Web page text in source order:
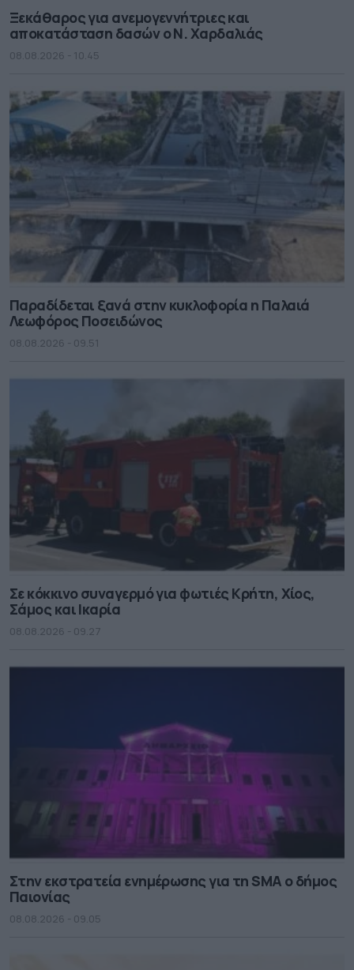
Ξεκάθαρος για ανεμογεννήτριες και
αποκατάσταση δασών ο Ν. Χαρδαλιάς
08.08.2026 - 10.45
Παραδίδεται ξανά στην κυκλοφορία η Παλαιά
Λεωφόρος Ποσειδώνος
08.08.2026 - 09.51
Σε κόκκινο συναγερμό για φωτιές Κρήτη, Χίος,
Σάμος και Ικαρία
08.08.2026 - 09.27
Στην εκστρατεία ενημέρωσης για τη SMA ο δήμος
Παιονίας
08.08.2026 - 09.05